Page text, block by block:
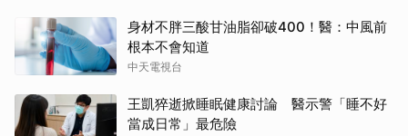
身材不胖三酸甘油脂卻破400！醫：中風前
根本不會知道
中天電視台
王凱猝逝掀睡眠健康討論 醫示警「睡不好
當成日常」最危險